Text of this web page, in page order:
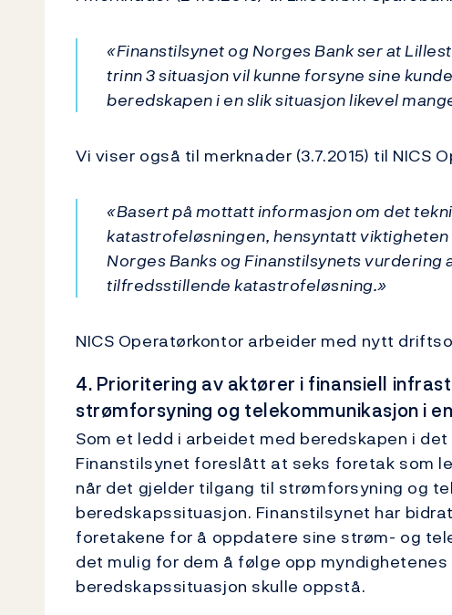
«Finanstilsynet og Norges Bank ser at
trinn 3 situasjon vil kunne forsyne sine
beredskapen i en slik situasjon likevel
Vi viser også til merknader (3.7.2015) til NICS
«Basert på mottatt informasjon om det
katastrofeløsningen, hensyntatt
Norges Banks og Finanstilsynets vurdering
tilfredsstillende katastrofeløsning.»
NICS Operatørkontor arbeider med nytt
4. Prioritering av aktører i finansiell
strømforsyning og telekommunikasjon i
Som et ledd i arbeidet med beredskapen i
Finanstilsynet foreslått at seks foretak som
når det gjelder tilgang til strømforsyning og
beredskapssituasjon. Finanstilsynet har
foretakene for å oppdatere sine strøm- og
det mulig for dem å følge opp
beredskapssituasjon skulle oppstå.